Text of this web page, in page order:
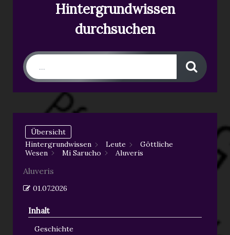
Hintergrundwissen
durchsuchen
Übersicht
Hintergrundwissen
Leute
Göttliche
Wesen
Mi Sarucho Aluveris
Aluveris
01.07.2026
Inhalt
Geschichte